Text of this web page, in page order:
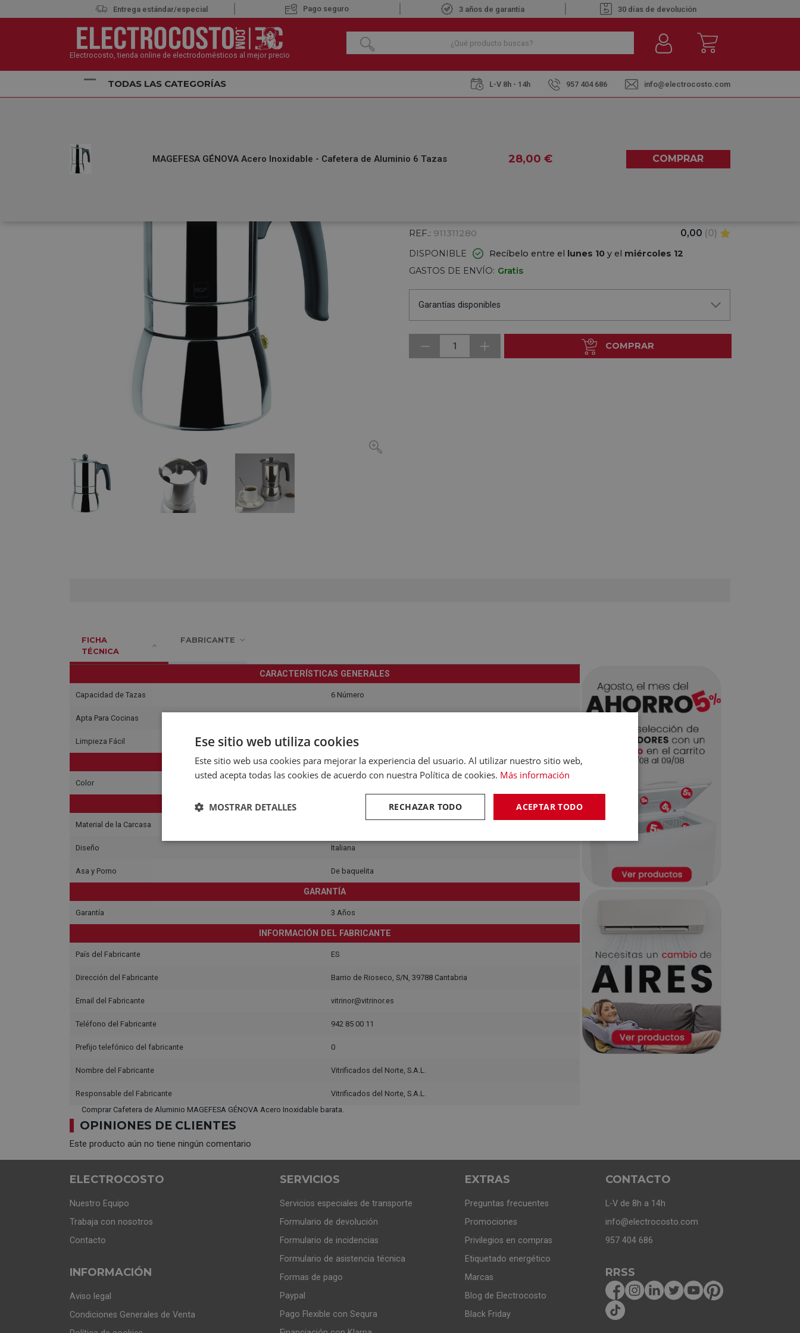
Entrega estándar/especial Pago seguro 3 años de garantía 30 días de devolución
Electrocosto, tienda online de electrodomésticos al mejor precio
TODAS LAS CATEGORÍAS L-V 8h - 14h 957 404 686 info@electrocosto.com
MAGEFESA GÉNOVA Acero Inoxidable - Cafetera de Aluminio 6 Tazas 28,00 € COMPRAR
MAGEFESA GÉNOVA ACERO INOXIDABLE -
CAFETERA DE ALUMINIO 6 TAZAS
REF.: 911311280 0,00 (0)
DISPONIBLE Recíbelo entre el lunes 10 y el miércoles 12
GASTOS DE ENVÍO: Gratis
Garantías disponibles
1 COMPRAR
FICHA
TÉCNICA
FABRICANTE
CARACTERÍSTICAS GENERALES
Capacidad de Tazas 6 Número
Apta Para Cocinas
Limpieza Fácil Sí
CARACTERÍSTICAS GENERALES
Color
CONSTRUCCIÓN
Material de la Carcasa
Diseño Italiana
Asa y Pomo De baquelita
GARANTÍA
Garantía 3 Años
INFORMACIÓN DEL FABRICANTE
País del Fabricante ES
Dirección del Fabricante Barrio de Rioseco, S/N, 39788 Cantabria
Email del Fabricante vitrinor@vitrinor.es
Teléfono del Fabricante 942 85 00 11
Prefijo telefónico del fabricante 0
Nombre del Fabricante Vitrificados del Norte, S.A.L.
Responsable del Fabricante
Vitrificados del Norte, S.A.L.
Comprar Cafetera de Aluminio MAGEFESA GÉNOVA Acero Inoxidable barata.
OPINIONES DE CLIENTES
Este producto aún no tiene ningún comentario
ELECTROCOSTO
Nuestro Equipo
Trabaja con nosotros
Contacto
INFORMACIÓN
Aviso legal
Condiciones Generales de Venta
SERVICIOS
Servicios especiales de transporte
Formulario de devolución
Formulario de incidencias
Formulario de asistencia técnica
Formas de pago
Paypal
Pago Flexible con Sequra
EXTRAS
Preguntas frecuentes
Promociones
Privilegios en compras
Etiquetado energético
Marcas
Blog de Electrocosto
Black Friday
CONTACTO
L-V de 8h a 14h
info@electrocosto.com
957 404 686
RRSS
Ese sitio web utiliza cookies
Este sitio web usa cookies para mejorar la experiencia del usuario. Al utilizar nuestro sitio web,
usted acepta todas las cookies de acuerdo con nuestra Política de cookies. Más información
ACEPTAR TODO
RECHAZAR TODO
MOSTRAR DETALLES